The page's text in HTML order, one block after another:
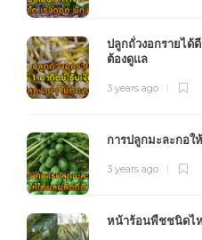
ปลูกถั่วงอกรายได้
ต้องดูแล
3 years ago
การปลูกมะละกอใ
3 years ago
หน้าร้อนพืชชนิดไ